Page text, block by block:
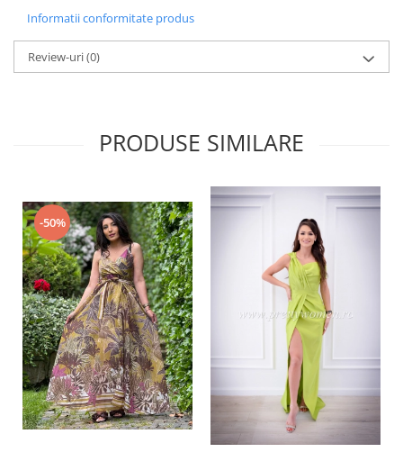
Informatii conformitate produs
Review-uri(0)
PRODUSE SIMILARE
-50%